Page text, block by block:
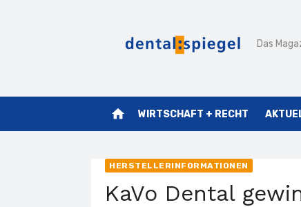
Das
home WIRTSCHAFT + RECHT
HERSTELLERINFORMATIONEN
KaVo Dental